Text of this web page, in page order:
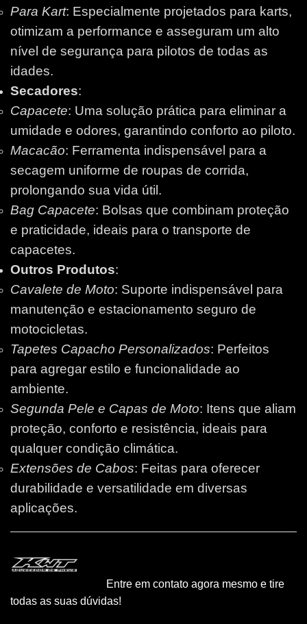
Para Kart: Especialmente projetados para karts,
otimizam a performance e asseguram um alto
nível de segurança para pilotos de todas as
idades.
Secadores:
Capacete: Uma solução prática para eliminar a
umidade e odores, garantindo conforto ao piloto.
Macacão: Ferramenta indispensável para a
secagem uniforme de roupas de corrida,
prolongando sua vida útil.
Bag Capacete: Bolsas que combinam proteção
e praticidade, ideais para o transporte de
capacetes.
Outros Produtos:
Cavalete de Moto: Suporte indispensável para
manutenção e estacionamento seguro de
motocicletas.
Tapetes Capacho Personalizados: Perfeitos
para agregar estilo e funcionalidade ao
ambiente.
Segunda Pele e Capas de Moto: Itens que aliam
proteção, conforto e resistência, ideais para
qualquer condição climática.
Extensões de Cabos: Feitas para oferecer
durabilidade e versatilidade em diversas
aplicações.
Entre em contato agora mesmo e tire
todas as suas dúvidas!